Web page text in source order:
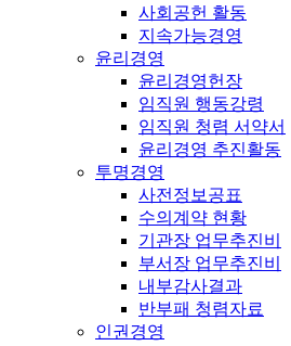
사회공헌 활동
지속가능경영
윤리경영
윤리경영헌장
임직원 행동강령
임직원 청렴 서약서
윤리경영 추진활동
투명경영
사전정보공표
수의계약 현황
기관장 업무추진비
부서장 업무추진비
내부감사결과
반부패 청렴자료
인권경영